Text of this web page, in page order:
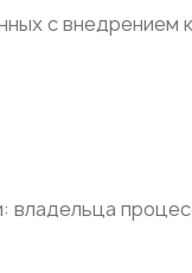
с внедрением